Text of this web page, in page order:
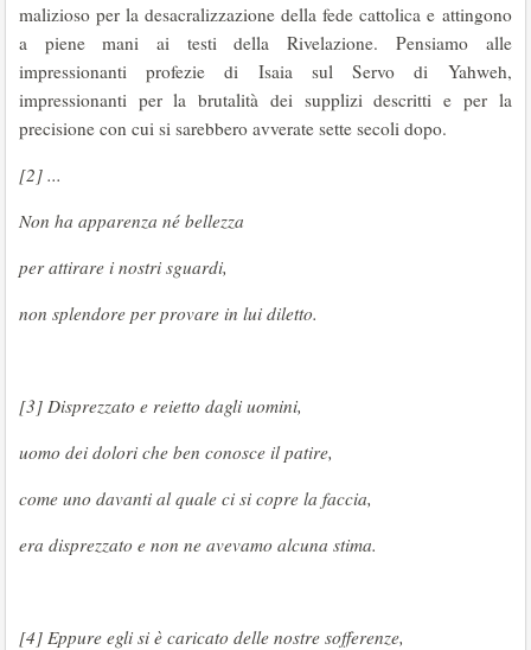
malizioso per la desacralizzazione della fede cattolica e attingono
a piene mani ai testi della Rivelazione. Pensiamo alle
impressionanti profezie di Isaia sul Servo di Yahweh,
impressionanti per la brutalità dei supplizi descritti e per la
precisione con cui si sarebbero avverate sette secoli dopo.
[2] ...
Non ha apparenza né bellezza
per attirare i nostri sguardi,
non splendore per provare in lui diletto.
[3] Disprezzato e reietto dagli uomini,
uomo dei dolori che ben conosce il patire,
come uno davanti al quale ci si copre la faccia,
era disprezzato e non ne avevamo alcuna stima.
[4] Eppure egli si è caricato delle nostre sofferenze,